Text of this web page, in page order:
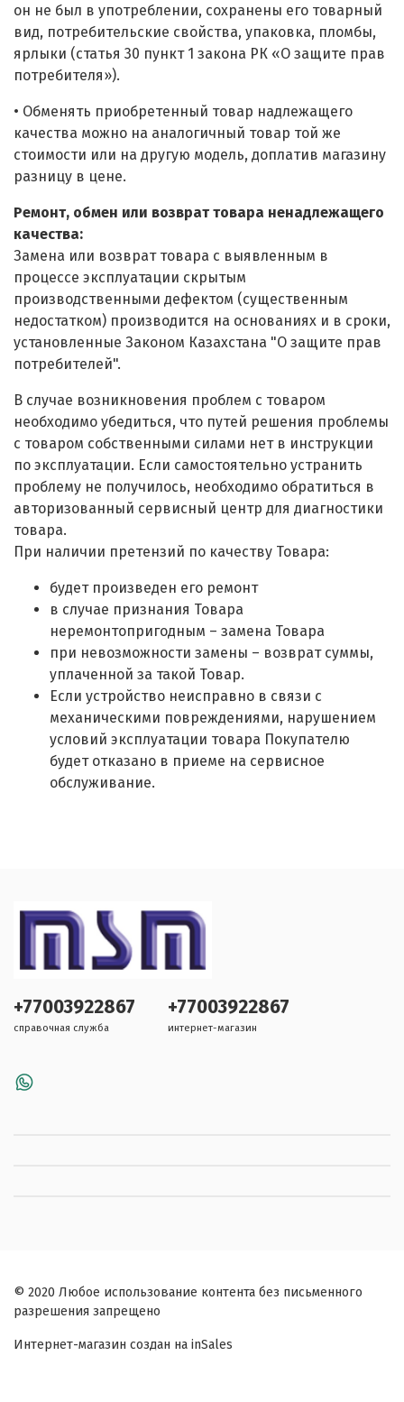
он не был в употреблении, сохранены его товарный
вид, потребительские свойства, упаковка, пломбы,
ярлыки (статья 30 пункт 1 закона РК «О защите прав
потребителя»).
• Обменять приобретенный товар надлежащего
качества можно на аналогичный товар той же
стоимости или на другую модель, доплатив магазину
разницу в цене.
Ремонт, обмен или возврат товара ненадлежащего
качества:
Замена или возврат товара с выявленным в
процессе эксплуатации скрытым
производственными дефектом (существенным
недостатком) производится на основаниях и в сроки,
установленные Законом Казахстана "О защите прав
потребителей".
В случае возникновения проблем с товаром
необходимо убедиться, что путей решения проблемы
с товаром собственными силами нет в инструкции
по эксплуатации. Если самостоятельно устранить
проблему не получилось, необходимо обратиться в
авторизованный сервисный центр для диагностики
товара.
При наличии претензий по качеству Товара:
будет произведен его ремонт
в случае признания Товара
неремонтопригодным – замена Товара
при невозможности замены – возврат суммы,
уплаченной за такой Товар.
Если устройство неисправно в связи с
механическими повреждениями, нарушением
условий эксплуатации товара Покупателю
будет отказано в приеме на сервисное
обслуживание.
+77003922867
справочная служба
+77003922867
интернет-магазин
© 2020 Любое использование контента без письменного
разрешения запрещено
Интернет-магазин создан на inSales